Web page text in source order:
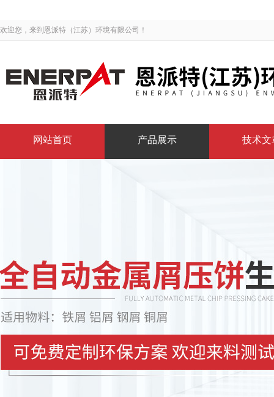
欢迎您，来到恩派特（江苏）环境有限公司！
网站首页 产品展示 技术文